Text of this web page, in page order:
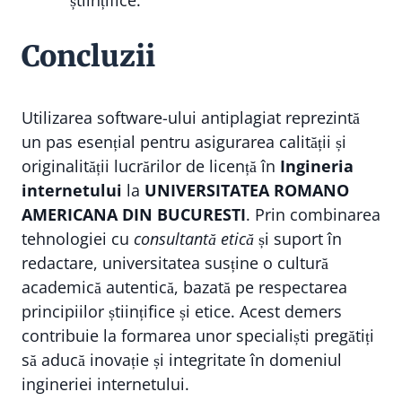
Concluzii
Utilizarea software-ului antiplagiat reprezintă
un pas esențial pentru asigurarea calității și
originalității lucrărilor de licență în Ingineria
internetului la UNIVERSITATEA ROMANO
AMERICANA DIN BUCURESTI. Prin combinarea
tehnologiei cu consultantă etică și suport în
redactare, universitatea susține o cultură
academică autentică, bazată pe respectarea
principiilor științifice și etice. Acest demers
contribuie la formarea unor specialiști pregătiți
să aducă inovație și integritate în domeniul
ingineriei internetului.